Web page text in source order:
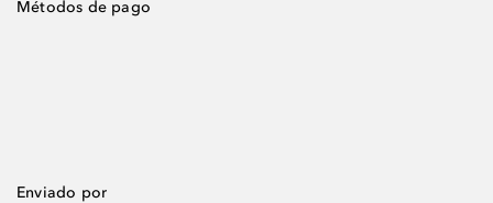
Métodos de pago
Enviado por